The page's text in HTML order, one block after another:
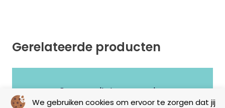
We gebruiken cookies om ervoor te zorgen dat jij
Gerelateerde producten
Geen resultaten gevonden.